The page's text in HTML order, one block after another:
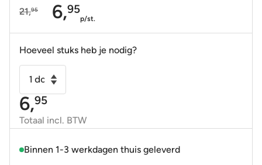
21,95
Oorspronkelijke
prijs
was:
21,95.
6,95
Huidige
prijs
is:
6,95.
p/st.
Hoeveel stuks heb je nodig?
handvorm
5x25
arctic
wit
bullnose
6,95
Totaal incl. BTW
Binnen 1-3 werkdagen thuis geleverd